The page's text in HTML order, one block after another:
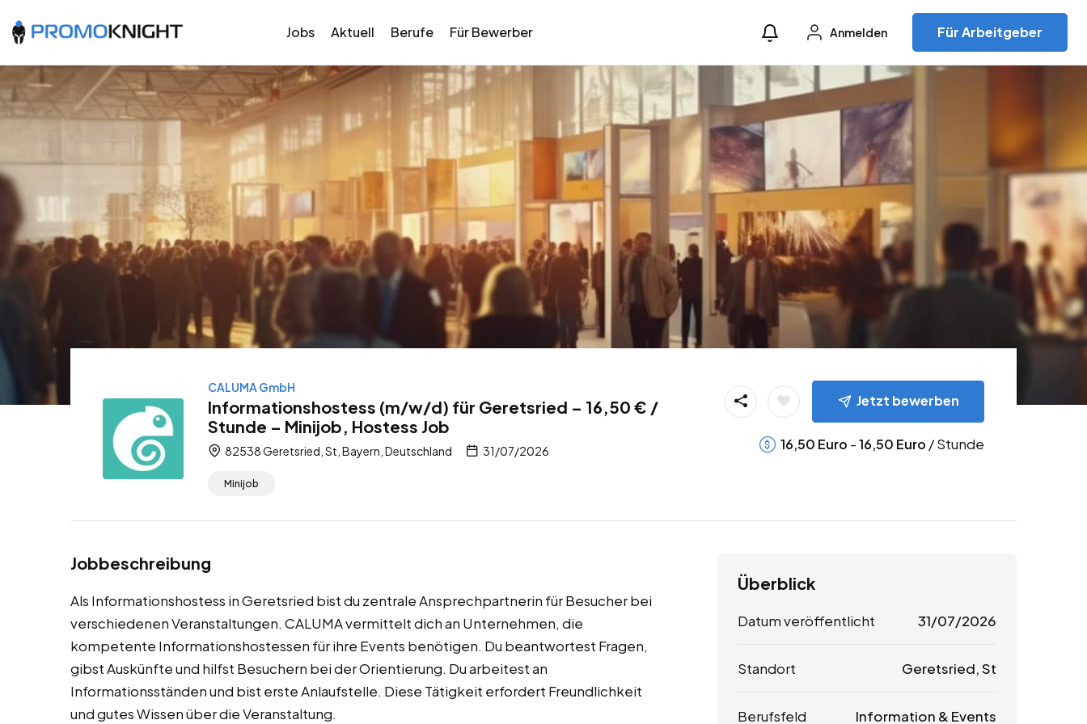
Jobs Aktuell Berufe Für Bewerber Anmelden Für Arbeitgeber
CALUMA GmbH
Informationshostess (m/w/d) für Geretsried – 16,50 € /
Stunde – Minijob, Hostess Job
82538 Geretsried, St, Bayern, Deutschland 31/07/2026
Minijob
Jetzt bewerben
16,50 Euro -16,50 Euro / Stunde
Jobbeschreibung
Als Informationshostess in Geretsried bist du zentrale Ansprechpartnerin für Besucher bei
verschiedenen Veranstaltungen. CALUMA vermittelt dich an Unternehmen, die
kompetente Informationshostessen für ihre Events benötigen. Du beantwortest Fragen,
gibst Auskünfte und hilfst Besuchern bei der Orientierung. Du arbeitest an
Informationsständen und bist erste Anlaufstelle. Diese Tätigkeit erfordert Freundlichkeit
und gutes Wissen über die Veranstaltung.
Überblick
Datum veröffentlicht 31/07/2026
Standort Geretsried, St
Berufsfeld Information & Events